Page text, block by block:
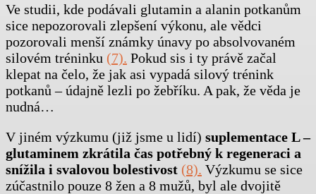
Ve studii, kde podávali glutamin a alanin potkanům
sice nepozorovali zlepšení výkonu, ale vědci
pozorovali menší známky únavy po absolvovaném
silovém tréninku (7). Pokud sis i ty právě začal
klepat na čelo, že jak asi vypadá silový trénink
potkanů – údajně lezli po žebříku. A pak, že věda je
nudná…
V jiném výzkumu (již jsme u lidí) suplementace L –
glutaminem zkrátila čas potřebný k regeneraci a
snížila i svalovou bolestivost (8). Výzkumu se sice
zúčastnilo pouze 8 žen a 8 mužů, byl ale dvojitě